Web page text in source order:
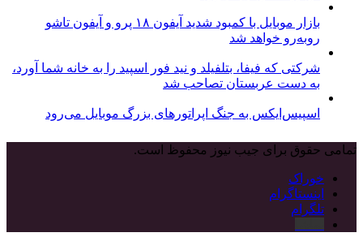
بازار موبایل با کمبود شدید آیفون ۱۸ پرو و آیفون تاشو
روبه‌رو خواهد شد
شرکتی که فیفا، بتلفیلد و نید فور اسپید را به خانه شما آورد،
به دست عربستان تصاحب شد
اسپیس‌ایکس به جنگ اپراتورهای بزرگ موبایل می‌رود
تمامی حقوق برای جیب نیوز محفوظ است.
خوراک
اینستاگرام
تلگرام